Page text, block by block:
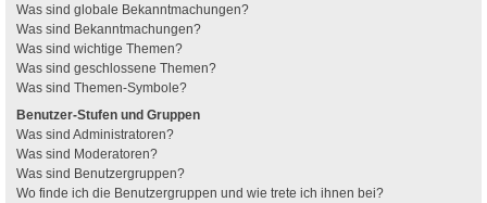
Was sind globale Bekanntmachungen?
Was sind Bekanntmachungen?
Was sind wichtige Themen?
Was sind geschlossene Themen?
Was sind Themen-Symbole?
Benutzer-Stufen und Gruppen
Was sind Administratoren?
Was sind Moderatoren?
Was sind Benutzergruppen?
Wo finde ich die Benutzergruppen und wie trete ich ihnen bei?